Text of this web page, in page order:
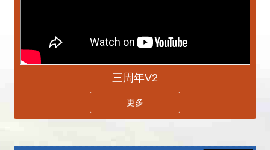
三周年V2
更多